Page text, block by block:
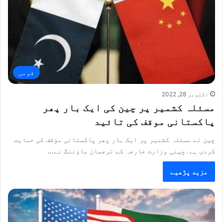
قومی
اکتوبر 28, 2022
مسئلہ کشمیر پر چین کی ایک بار پھر
پاکستانی موقف کی تائید
چین نے مسئلہ کشمیر پر ایک بار پھر پاکستانی مؤقف کی حمایت
کردی ہے۔چینی وزارت خارجہ کے ترجمان ماؤننگ نے…
مزید پڑھیے